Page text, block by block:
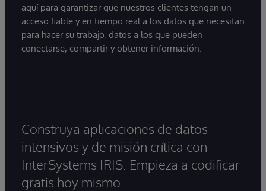
aquí para garantizar que nuestros clientes tengan un
acceso fiable y en tiempo real a los datos que necesitan
para hacer su trabajo, datos a los que pueden
conectarse, compartir y obtener información.
Construya aplicaciones de datos
intensivos y de misión crítica con
InterSystems IRIS. Empieza a codificar
gratis hoy mismo.